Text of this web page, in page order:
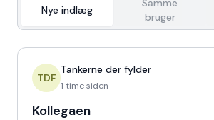
Nye indlæg
Samme
bruger
TDF
Tankerne der fylder
1 time siden
Kollegaen